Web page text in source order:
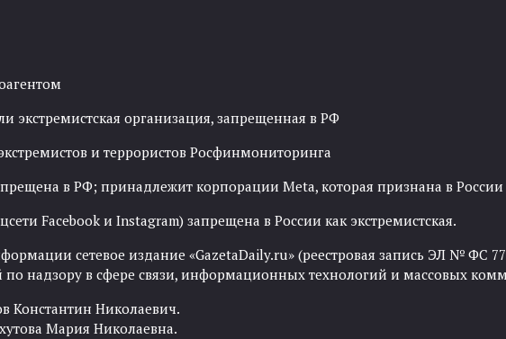
экстремистская организация, запрещенная в РФ
и террористов Росфинмониторинга
в РФ; принадлежит корпорации Meta, которая признана в
Facebook и Instagram) запрещена в России как экстремистская.
сетевое издание «GazetaDaily.ru» (реестровая запись ЭЛ № ФС 77
надзору в сфере связи, информационных технологий и массовых
Константин Николаевич.
Мария Николаевна.